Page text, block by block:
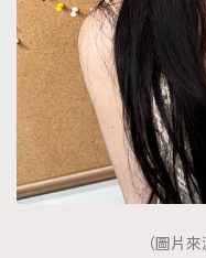
（圖片